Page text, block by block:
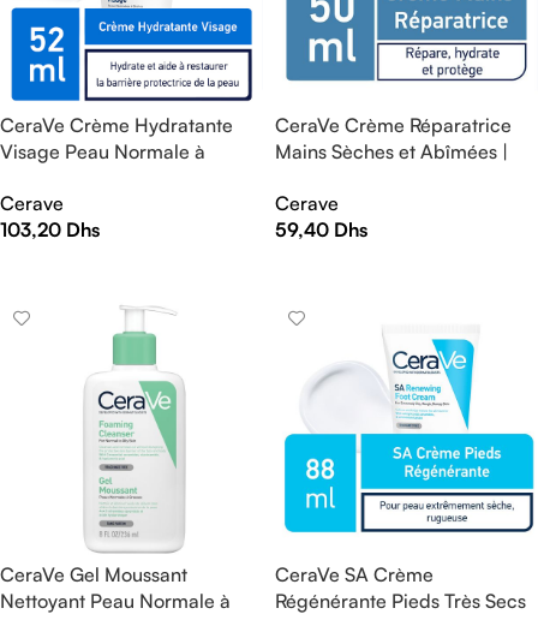
CeraVe Crème Hydratante
Visage Peau Normale à
Cerave
103,20 Dhs
CeraVe Crème Réparatrice
Mains Sèches et Abîmées |
Cerave
59,40 Dhs
CeraVe Gel Moussant
Nettoyant Peau Normale à
CeraVe SA Crème
Régénérante Pieds Très Secs